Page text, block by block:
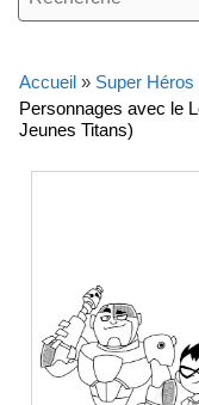
Accueil » Super Héros
Personnages avec le
Jeunes Titans)